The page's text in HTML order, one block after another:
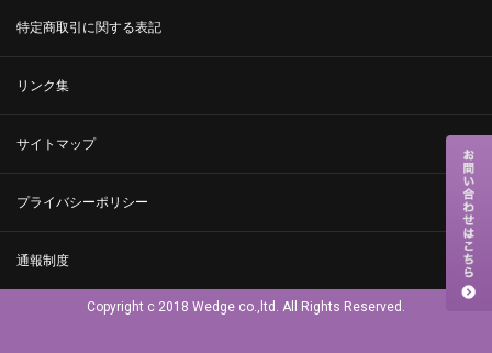
特定商取引に関する表記
リンク集
サイトマップ
プライバシーポリシー
通報制度
Copyright c 2018 Wedge co.,ltd. All Rights Reserved.